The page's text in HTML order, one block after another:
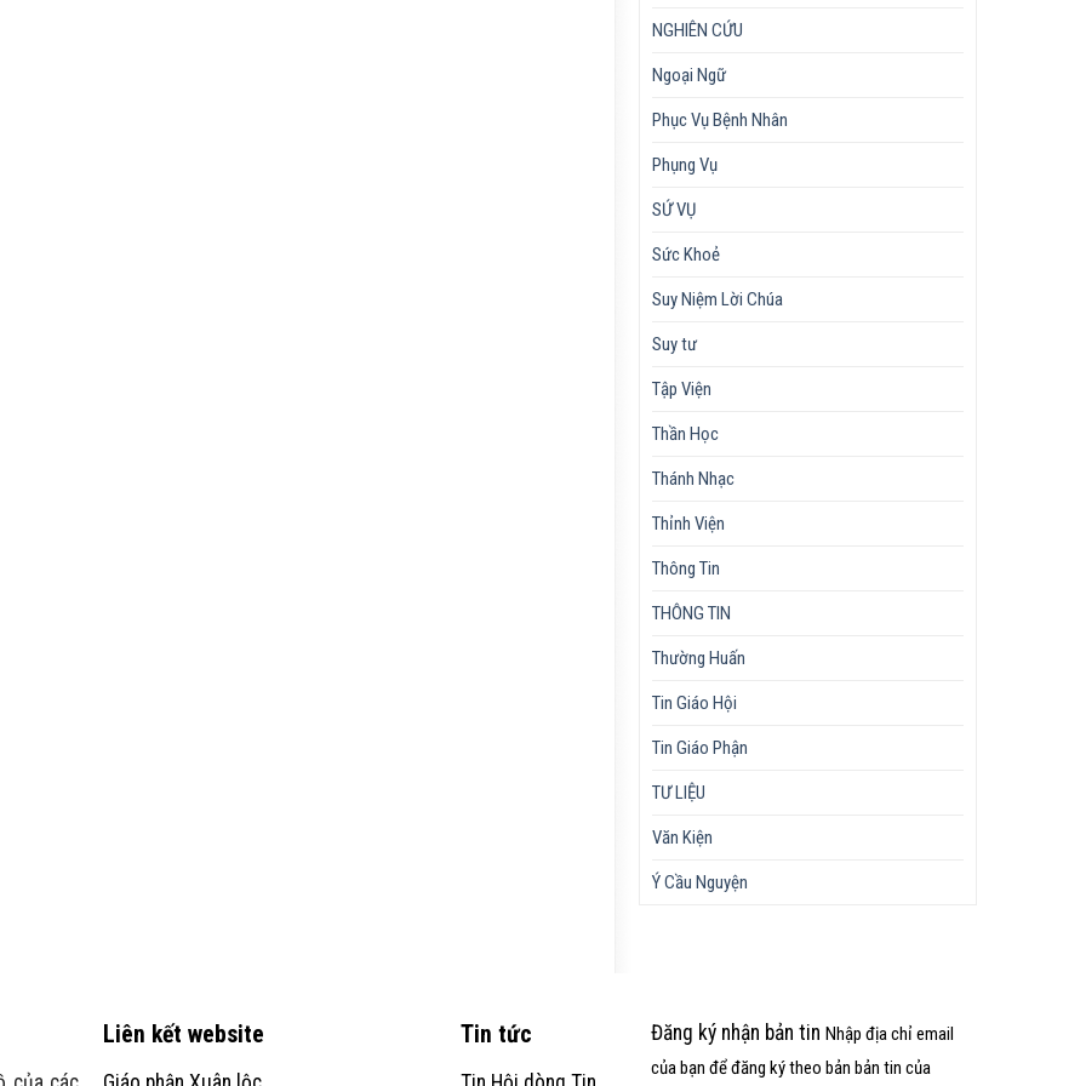
NGHIÊN CỨU
Ngoại Ngữ
Phục Vụ Bệnh Nhân
Phụng Vụ
SỨ VỤ
Sức Khoẻ
Suy Niệm Lời Chúa
Suy tư
Tập Viện
Thần Học
Thánh Nhạc
Thỉnh Viện
Thông Tin
THÔNG TIN
Thường Huấn
Tin Giáo Hội
Tin Giáo Phận
TƯ LIỆU
Văn Kiện
Ý Cầu Nguyện
Liên kết website Tin tức Đăng ký nhận bản tin Nhập địa chỉ email
của bạn để đăng ký theo bản bản tin của